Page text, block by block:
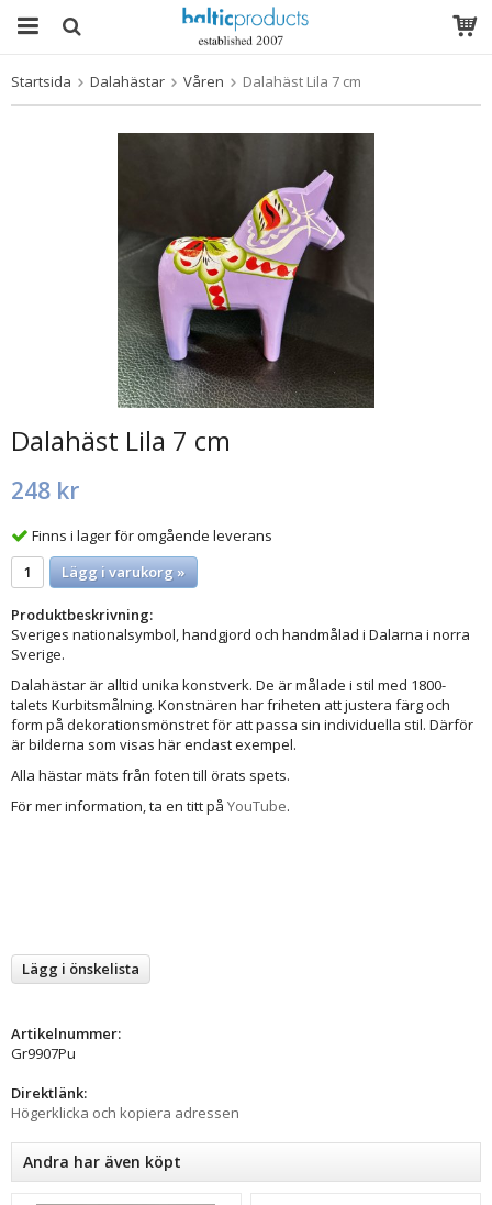
Startsida Dalahästar Våren Dalahäst Lila 7 cm
Dalahäst Lila 7 cm
248 kr
Finns i lager för omgående leverans
Lägg i varukorg »
Produktbeskrivning:
Sveriges nationalsymbol, handgjord och handmålad i Dalarna i norra
Sverige.
Dalahästar är alltid unika konstverk. De är målade i stil med 1800-
talets Kurbitsmålning. Konstnären har friheten att justera färg och
form på dekorationsmönstret för att passa sin individuella stil. Därför
är bilderna som visas här endast exempel.
Alla hästar mäts från foten till örats spets.
För mer information, ta en titt på YouTube.
Lägg i önskelista
Artikelnummer:
Gr9907Pu
Direktlänk:
Högerklicka och kopiera adressen
Andra har även köpt